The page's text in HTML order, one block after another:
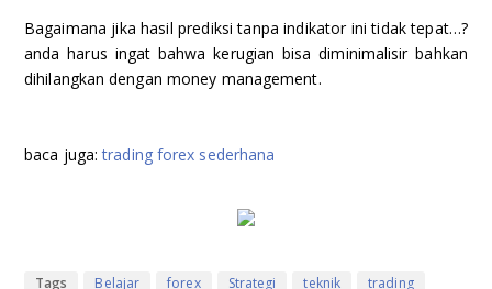
Bagaimana jika hasil prediksi tanpa indikator ini tidak tepat…?
anda harus ingat bahwa kerugian bisa diminimalisir bahkan
dihilangkan dengan money management.
baca juga: trading forex sederhana
Tags Belajar forex Strategi teknik trading